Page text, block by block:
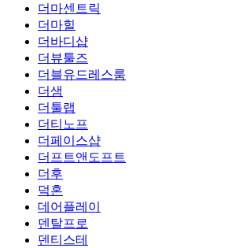
더마센트릭
더마힐
더바디샵
더뷰툴즈
더블유드레스룸
더샘
더툴랩
더티노프
더페이스샵
더프트앤도프트
더후
덕혼
데어플레이
덴탈프로
덴티스테